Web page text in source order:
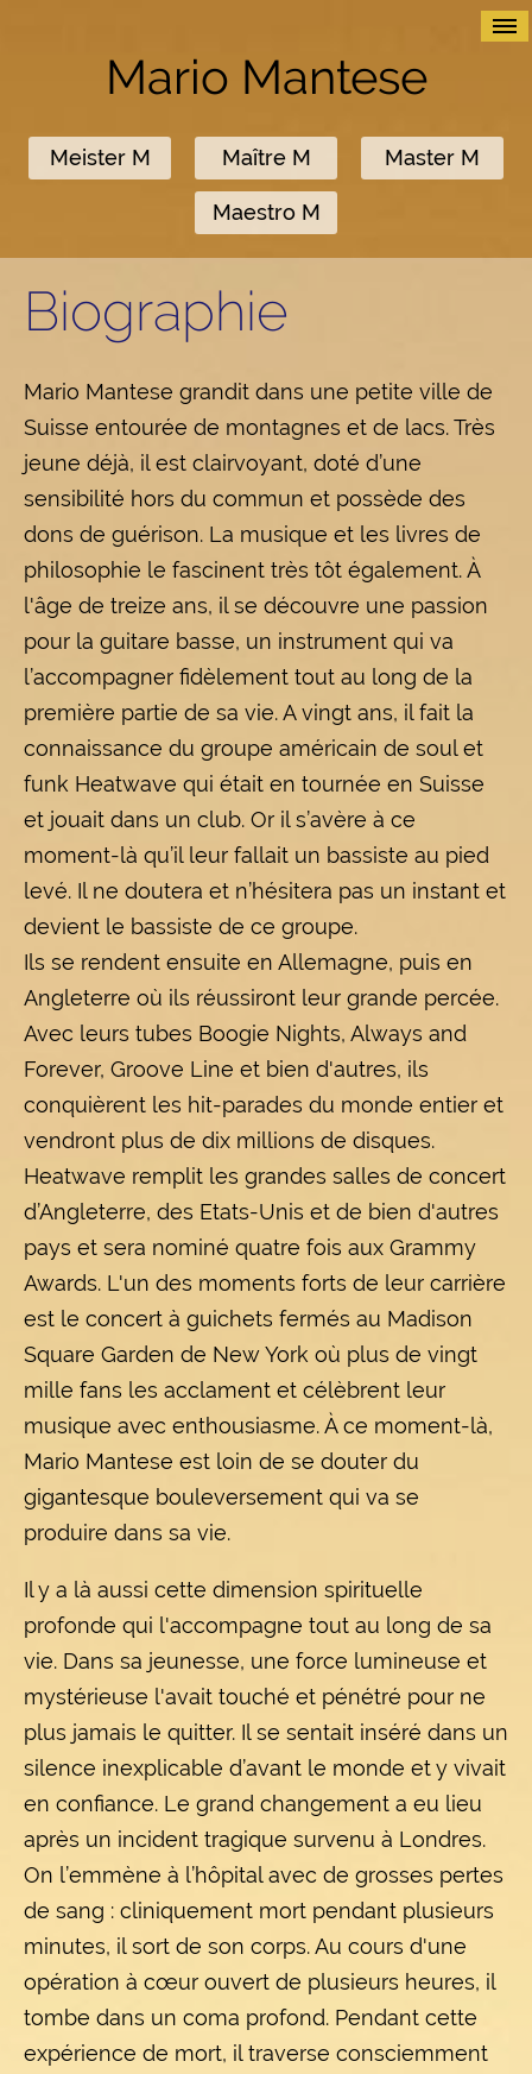
Mario Mantese
Meister M Maître M Master M
Maestro M
Biographie
Mario Mantese grandit dans une petite ville de
Suisse entourée de montagnes et de lacs. Très
jeune déjà, il est clairvoyant, doté d’une
sensibilité hors du commun et possède des
dons de guérison. La musique et les livres de
philosophie le fascinent très tôt également. À
l'âge de treize ans, il se découvre une passion
pour la guitare basse, un instrument qui va
l’accompagner fidèlement tout au long de la
première partie de sa vie. A vingt ans, il fait la
connaissance du groupe américain de soul et
funk Heatwave qui était en tournée en Suisse
et jouait dans un club. Or il s’avère à ce
moment-là qu’il leur fallait un bassiste au pied
levé. Il ne doutera et n’hésitera pas un instant et
devient le bassiste de ce groupe.
Ils se rendent ensuite en Allemagne, puis en
Angleterre où ils réussiront leur grande percée.
Avec leurs tubes Boogie Nights, Always and
Forever, Groove Line et bien d'autres, ils
conquièrent les hit-parades du monde entier et
vendront plus de dix millions de disques.
Heatwave remplit les grandes salles de concert
d’Angleterre, des Etats-Unis et de bien d'autres
pays et sera nominé quatre fois aux Grammy
Awards. L'un des moments forts de leur carrière
est le concert à guichets fermés au Madison
Square Garden de New York où plus de vingt
mille fans les acclament et célèbrent leur
musique avec enthousiasme. À ce moment-là,
Mario Mantese est loin de se douter du
gigantesque bouleversement qui va se
produire dans sa vie.
Il y a là aussi cette dimension spirituelle
profonde qui l'accompagne tout au long de sa
vie. Dans sa jeunesse, une force lumineuse et
mystérieuse l'avait touché et pénétré pour ne
plus jamais le quitter. Il se sentait inséré dans un
silence inexplicable d’avant le monde et y vivait
en confiance. Le grand changement a eu lieu
après un incident tragique survenu à Londres.
On l’emmène à l’hôpital avec de grosses pertes
de sang : cliniquement mort pendant plusieurs
minutes, il sort de son corps. Au cours d'une
opération à cœur ouvert de plusieurs heures, il
tombe dans un coma profond. Pendant cette
expérience de mort, il traverse consciemment
≡